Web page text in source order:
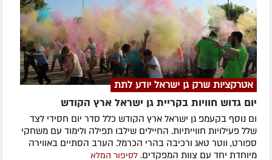
אטרקציות שרק גן ישראל יודע לתת
יום גדוש חוויות בקריית גן ישראל ארץ הקודש
ום נוסף בקעמפ גן ישראל ארץ הקודש כלל סדר יום חסידי לצד
שלל פעילויות חווייתיות. החיילים שילבו תפילה ולימוד עם משחקי
ספורט, ווטר טאג ורכיבה בהרי הכרמל. הערב הסתיים באווירה
מיוחדת יחד עם צוות המפקדים. לסיפור המלא